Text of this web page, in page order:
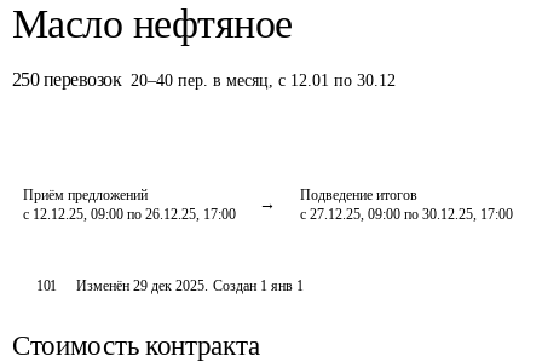
Масло нефтяное
250 перевозок 20–40 пер. в месяц,с 12.01 по 30.12
Приём предложений
с 12.12.25, 09:00 по 26.12.25, 17:00
Подведение итогов
с 27.12.25, 09:00 по 30.12.25, 17:00
101 Изменён29 дек 2025. Создан 1 янв 1
Стоимость контракта